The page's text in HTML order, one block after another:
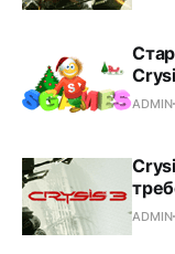
ADMIN
ADMIN